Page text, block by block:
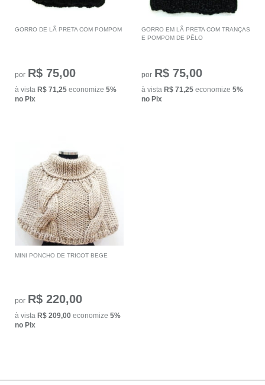
GORRO DE LÃ PRETA COM POMPOM
por R$ 75,00
à vista R$ 71,25 economize 5%
no Pix
GORRO EM LÃ PRETA COM TRANÇAS
E POMPOM DE PÊLO
por R$ 75,00
à vista R$ 71,25 economize 5%
no Pix
MINI PONCHO DE TRICOT BEGE
por R$ 220,00
à vista R$ 209,00 economize 5%
no Pix